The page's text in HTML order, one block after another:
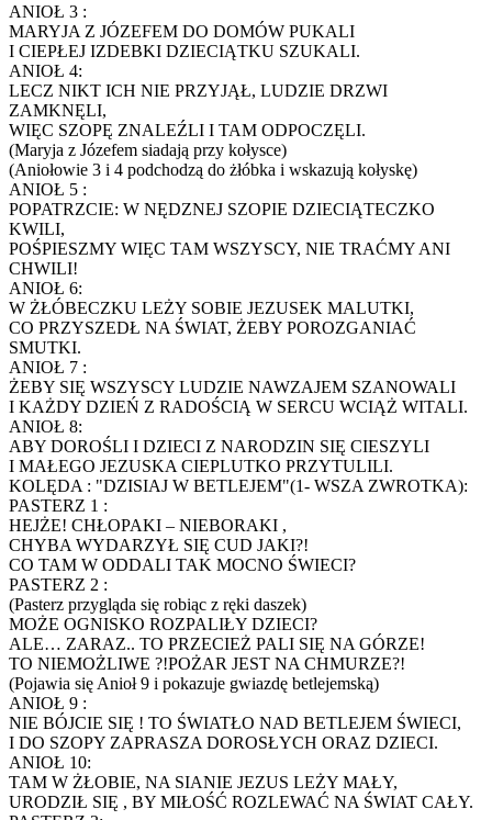
ANIOŁ 3 :
MARYJA Z JÓZEFEM DO DOMÓW PUKALI
I CIEPŁEJ IZDEBKI DZIECIĄTKU SZUKALI.
ANIOŁ 4:
LECZ NIKT ICH NIE PRZYJĄŁ, LUDZIE DRZWI
ZAMKNĘLI,
WIĘC SZOPĘ ZNALEŹLI I TAM ODPOCZĘLI.
(Maryja z Józefem siadają przy kołysce)
(Aniołowie 3 i 4 podchodzą do żłóbka i wskazują kołyskę)
ANIOŁ 5 :
POPATRZCIE: W NĘDZNEJ SZOPIE DZIECIĄTECZKO
KWILI,
POŚPIESZMY WIĘC TAM WSZYSCY, NIE TRAĆMY ANI
CHWILI!
ANIOŁ 6:
W ŻŁÓBECZKU LEŻY SOBIE JEZUSEK MALUTKI,
CO PRZYSZEDŁ NA ŚWIAT, ŻEBY POROZGANIAĆ
SMUTKI.
ANIOŁ 7 :
ŻEBY SIĘ WSZYSCY LUDZIE NAWZAJEM SZANOWALI
I KAŻDY DZIEŃ Z RADOŚCIĄ W SERCU WCIĄŻ WITALI.
ANIOŁ 8:
ABY DOROŚLI I DZIECI Z NARODZIN SIĘ CIESZYLI
I MAŁEGO JEZUSKA CIEPLUTKO PRZYTULILI.
KOLĘDA : "DZISIAJ W BETLEJEM"(1- WSZA ZWROTKA):
PASTERZ 1 :
HEJŻE! CHŁOPAKI – NIEBORAKI ,
CHYBA WYDARZYŁ SIĘ CUD JAKI?!
CO TAM W ODDALI TAK MOCNO ŚWIECI?
PASTERZ 2 :
(Pasterz przygląda się robiąc z ręki daszek)
MOŻE OGNISKO ROZPALIŁY DZIECI?
ALE… ZARAZ.. TO PRZECIEŻ PALI SIĘ NA GÓRZE!
TO NIEMOŻLIWE ?!POŻAR JEST NA CHMURZE?!
(Pojawia się Anioł 9 i pokazuje gwiazdę betlejemską)
ANIOŁ 9 :
NIE BÓJCIE SIĘ ! TO ŚWIATŁO NAD BETLEJEM ŚWIECI,
I DO SZOPY ZAPRASZA DOROSŁYCH ORAZ DZIECI.
ANIOŁ 10:
TAM W ŻŁOBIE, NA SIANIE JEZUS LEŻY MAŁY,
URODZIŁ SIĘ , BY MIŁOŚĆ ROZLEWAĆ NA ŚWIAT CAŁY.